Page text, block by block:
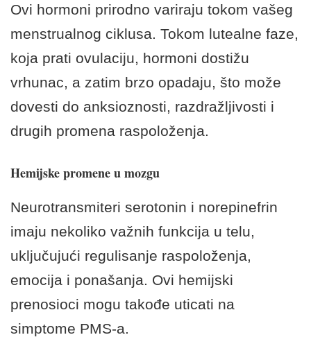
Ovi hormoni prirodno variraju tokom vašeg
menstrualnog ciklusa. Tokom lutealne faze,
koja prati ovulaciju, hormoni dostižu
vrhunac, a zatim brzo opadaju, što može
dovesti do anksioznosti, razdražljivosti i
drugih promena raspoloženja.
Hemijske promene u mozgu
Neurotransmiteri serotonin i norepinefrin
imaju nekoliko važnih funkcija u telu,
uključujući regulisanje raspoloženja,
emocija i ponašanja. Ovi hemijski
prenosioci mogu takođe uticati na
simptome PMS-a.